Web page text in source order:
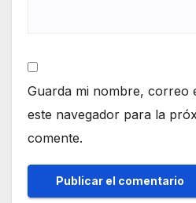
Guarda mi nombre, correo
este navegador para la
comente.